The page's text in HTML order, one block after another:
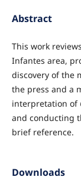
Abstract
This work
Infantes area,
discovery of the
the press and a
interpretation of
and conducting
brief reference.
Downloads